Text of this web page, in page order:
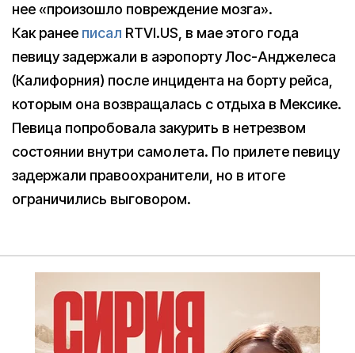
нее «произошло повреждение мозга».
Как ранее писал RTVI.US, в мае этого года
певицу задержали в аэропорту Лос-Анджелеса
(Калифорния) после инцидента на борту рейса,
которым она возвращалась с отдыха в Мексике.
Певица попробовала закурить в нетрезвом
состоянии внутри самолета. По прилете певицу
задержали правоохранители, но в итоге
ограничились выговором.